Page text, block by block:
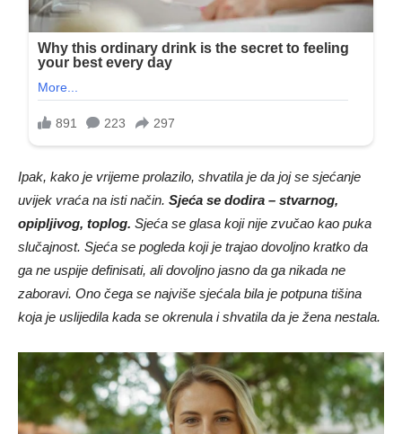
Ipak, kako je vrijeme prolazilo, shvatila je da joj se sjećanje
uvijek vraća na isti način. Sjeća se dodira – stvarnog,
opipljivog, toplog. Sjeća se glasa koji nije zvučao kao puka
slučajnost. Sjeća se pogleda koji je trajao dovoljno kratko da
ga ne uspije definisati, ali dovoljno jasno da ga nikada ne
zaboravi. Ono čega se najviše sjećala bila je potpuna tišina
koja je uslijedila kada se okrenula i shvatila da je žena nestala.